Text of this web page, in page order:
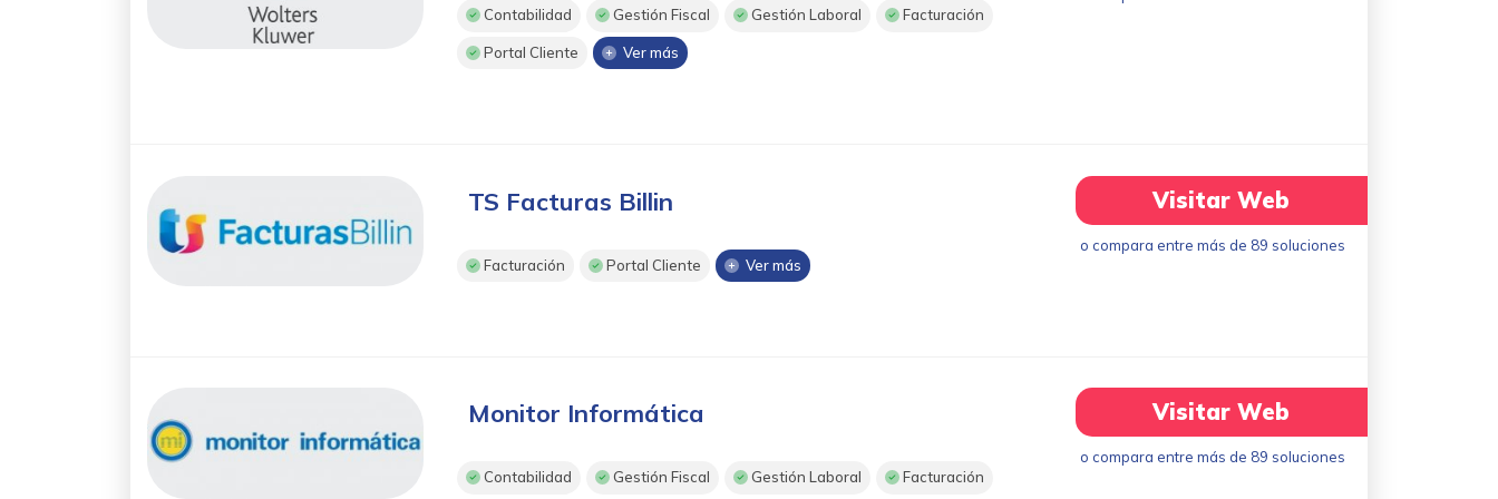
Contabilidad Gestión Fiscal Gestión Laboral Facturación
Portal Cliente Ver más
TS Facturas Billin
Facturación Portal Cliente Ver más
Visitar Web
o compara entre más de 89 soluciones
Monitor Informática
Contabilidad Gestión Fiscal Gestión Laboral Facturación
Visitar Web
o compara entre más de 89 soluciones